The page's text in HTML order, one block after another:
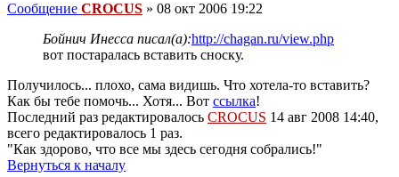
Сообщение CROCUS » 08 окт 2006 19:22
Бойнич Инесса писал(а):http://chagan.ru/view.php
вот постаралась вставить сноску.
Получилось... плохо, сама видишь. Что хотела-то вставить?
Как бы тебе помочь... Хотя... Вот ссылка!
Последний раз редактировалось CROCUS 14 авг 2008 14:40,
всего редактировалось 1 раз.
"Как здорово, что все мы здесь сегодня собрались!"
Вернуться к началу